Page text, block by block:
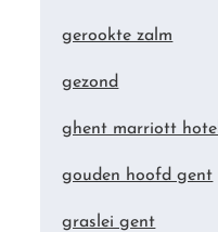
gerookte zalm
gezond
ghent marriott hotel
gouden hoofd gent
graslei gent